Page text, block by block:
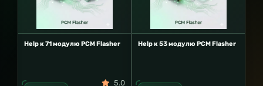
Help к 71 модулю PCM Flasher
5.0
Help к 53 модулю PCM Flasher